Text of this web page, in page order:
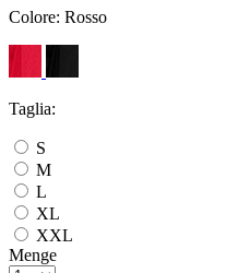
Colore: Rosso
Taglia:
S
M
L
XL
XXL
Menge